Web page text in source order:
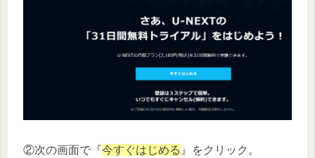
②次の画面で『今すぐはじめる 』をクリック。